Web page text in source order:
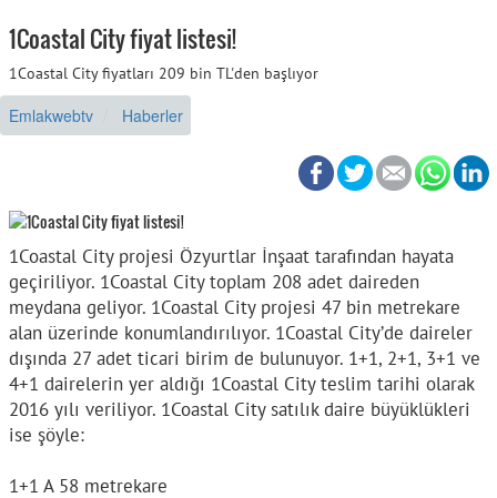
1Coastal City fiyat listesi!
1Coastal City fiyatları 209 bin TL'den başlıyor
Emlakwebtv Haberler
1Coastal City projesi Özyurtlar İnşaat tarafından hayata
geçiriliyor. 1Coastal City toplam 208 adet daireden
meydana geliyor. 1Coastal City projesi 47 bin metrekare
alan üzerinde konumlandırılıyor. 1Coastal City’de daireler
dışında 27 adet ticari birim de bulunuyor. 1+1, 2+1, 3+1 ve
4+1 dairelerin yer aldığı 1Coastal City teslim tarihi olarak
2016 yılı veriliyor. 1Coastal City satılık daire büyüklükleri
ise şöyle:
1+1 A 58 metrekare